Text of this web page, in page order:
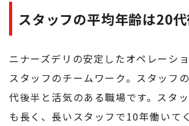
スタッフの平均年齢は20
ニナーズデリの安定したオペレーショ
スタッフのチームワーク。スタッフ
代後半と活気のある職場です。スタ
も長く、長いスタッフで10年働いて